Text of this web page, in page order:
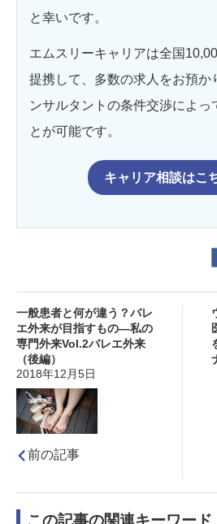
と幸いです。
エムスリーキャリアは全国
提携して、多数の求人をお預か
ンサルタントの条件交渉によっ
とが可能です。
キャリア相談はこ
一般患者と何が違う？バレ
エ外来が目指すもの―私の
専門外来Vol.2バレエ外来
（後編）
2018年12月5日
前の記事